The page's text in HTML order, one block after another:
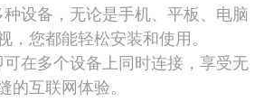
设备，无论是手机、平板、电脑
，您都能轻松安装和使用。
在多个设备上同时连接，享受无
的互联网体验。